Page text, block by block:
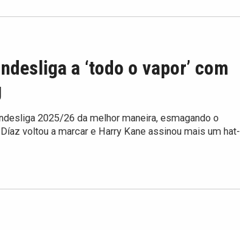
a ‘todo o vapor’ com
2025/26 da melhor maneira, esmagando o
voltou a marcar e Harry Kane assinou mais um hat-